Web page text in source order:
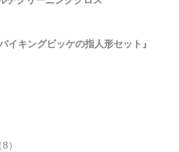
イキングビッケの指人形セット』
）